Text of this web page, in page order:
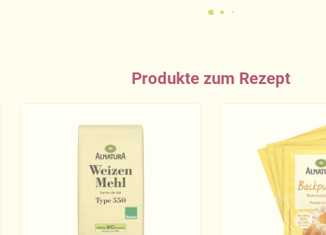
Produkte zum Rezept